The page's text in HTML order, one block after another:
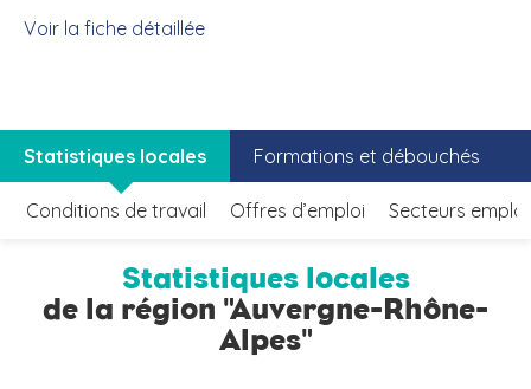
Voir la fiche détaillée
Statistiques locales Formations et débouchés
Conditions de travail Offres d’emploi Secteurs
Statistiques locales
de la région "Auvergne-Rhône-
Alpes"